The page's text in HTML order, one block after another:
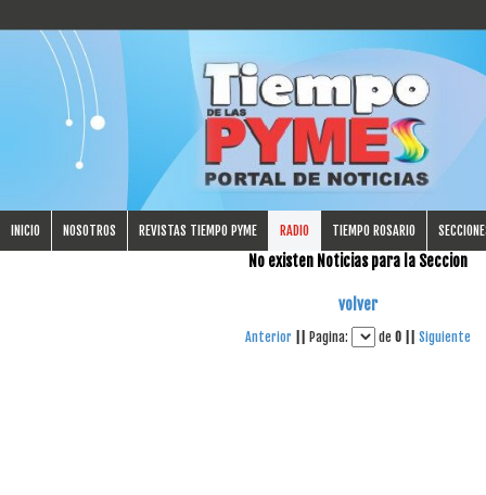
INICIO NOSOTROS REVISTAS TIEMPO PYME RADIO TIEMPO ROSARIO
No existen Noticias para la Seccion
volver
Anterior Pagina: de 0 Siguiente